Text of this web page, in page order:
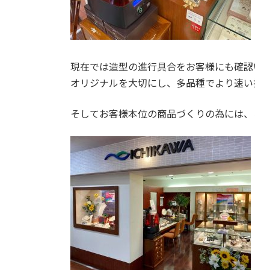
現在では造型の進行具合をお客様にも確
オリジナルを大切にし、多品種でより速
そしてお客様本位の商品づくりの為には